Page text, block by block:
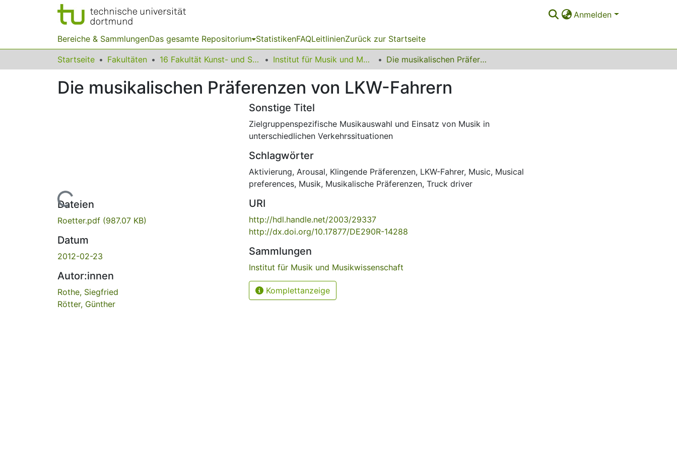
Anmelden
Bereiche & SammlungenDas gesamte Repositorium StatistikenFAQLeitlinienZurück zur Startseite
Startseite Fakultäten 16 Fakultät Kunst- und Sportwissenschaften Institut für Musik und Musikwissenschaft Die musikalischen Präferenzen von LKW-­Fahrern
Die musikalischen Präferenzen von LKW-­Fahrern
Lade...
Dateien
Roetter.pdf (987.07 KB)
Datum
2012-02-23
Autor:innen
Rothe, Siegfried
Rötter, Günther
Sonstige Titel
Zielgruppenspezifische Musikauswahl und Einsatz von Musik in
unterschiedlichen Verkehrssituationen
Schlagwörter
Aktivierung, Arousal, Klingende Präferenzen, LKW-Fahrer, Music, Musical
preferences, Musik, Musikalische Präferenzen, Truck driver
URI
http://hdl.handle.net/2003/29337
http://dx.doi.org/10.17877/DE290R-14288
Sammlungen
Institut für Musik und Musikwissenschaft
Komplettanzeige